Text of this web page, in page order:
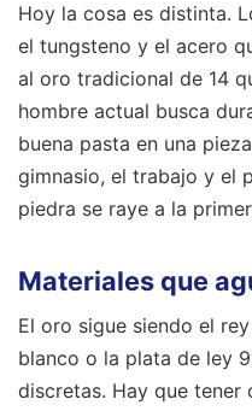
Hoy la cosa es distinta.
el tungsteno y el acero
al oro tradicional de 14
hombre actual busca
buena pasta en una
gimnasio, el trabajo y el
piedra se raye a la
Materiales que
El oro sigue siendo el
blanco o la plata de ley
discretas. Hay que tener